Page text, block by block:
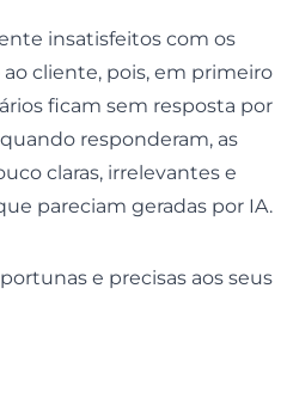
insatisfeitos com os
cliente, pois, em primeiro
ficam sem resposta por
responderam, as
claras, irrelevantes e
pareciam geradas por IA.
e precisas aos seus